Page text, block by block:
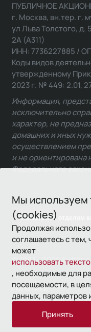
Мы используем
(cookies)
Продолжая
соглашаетесь с
может
использовать
, необходимые для
посещаемости, в
данных, параметров
Принять
Связаться с отделом
ПУБЛИЧНОЕ
г. Москва, вн.тер. г.
ул Льва Толстого, д.
2А (А311)
ИНН: 7736227885 /
Коды видов
утвержденному
2023 г. № 449: 2.01,
Информация,
исключительно
характер, не
домашних и иных
осуществлением
и не ориентирована
Федерального
© 1993—2026 Softline
Политика